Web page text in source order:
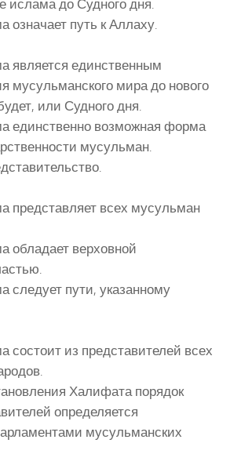
ислама до Судного дня.
путь к Аллаху.
является единственным
мусульманского мира до нового
или Судного дня.
единственно возможная форма
мусульман.
представляет всех мусульман
обладает верховной
пути, указанному
из представителей всех
Халифата порядок
определяется
мусульманских